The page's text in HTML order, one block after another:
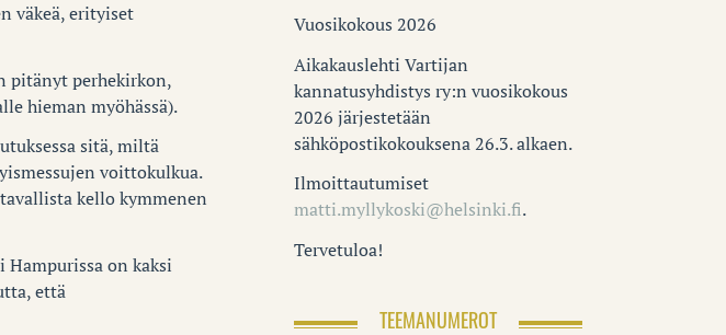
väkeä, erityiset
pitänyt perhekirkon,
hieman myöhässä).
sitä, miltä
voittokulkua.
kello kymmenen
on kaksi
että
Vuosikokous 2026
Aikakauslehti Vartijan
kannatusyhdistys ry:n vuosikokous
2026 järjestetään
sähköpostikokouksena 26.3. alkaen.
Ilmoittautumiset
matti.myllykoski@helsinki.fi.
Tervetuloa!
TEEMANUMEROT